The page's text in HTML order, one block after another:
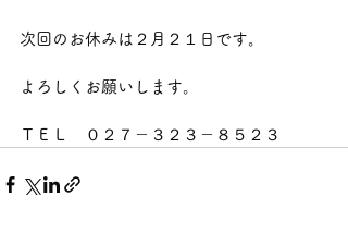
次回のお休みは２月２１日です。
よろしくお願いします。
ＴＥＬ　０２７－３２３－８５２３